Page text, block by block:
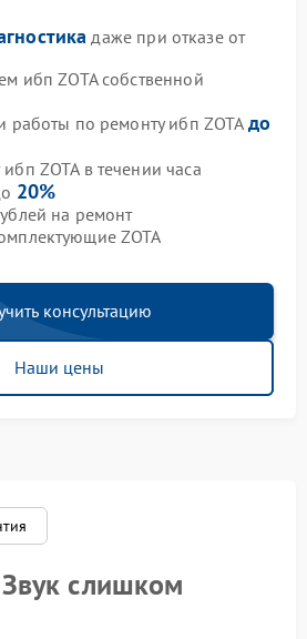
даже при отказе от
ибп ZOTA собственной
работы по ремонту ибп ZOTA до
ZOTA в течении часа
20%
на ремонт
ZOTA
консультацию
Наши цены
слишком